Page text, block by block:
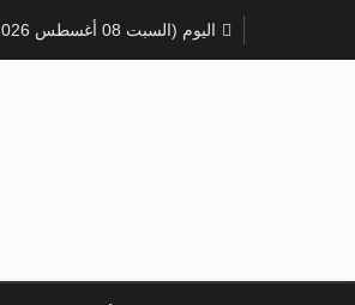
اليوم (السبت 08 أغسطس 2026)